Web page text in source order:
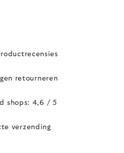
retourneren
shops: 4,6 / 5
verzending